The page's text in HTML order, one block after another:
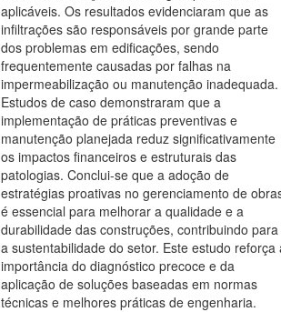
aplicáveis. Os resultados evidenciaram que as
infiltrações são responsáveis por grande parte
dos problemas em edificações, sendo
frequentemente causadas por falhas na
impermeabilização ou manutenção inadequada.
Estudos de caso demonstraram que a
implementação de práticas preventivas e
manutenção planejada reduz significativamente
os impactos financeiros e estruturais das
patologias. Conclui-se que a adoção de
estratégias proativas no gerenciamento de
é essencial para melhorar a qualidade e a
durabilidade das construções, contribuindo para
a sustentabilidade do setor. Este estudo reforça
importância do diagnóstico precoce e da
aplicação de soluções baseadas em normas
técnicas e melhores práticas de engenharia.